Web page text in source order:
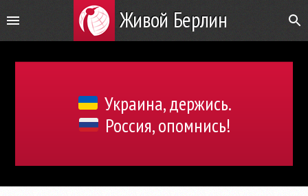
Живой Берлин
Украина, держись.
Россия, опомнись!